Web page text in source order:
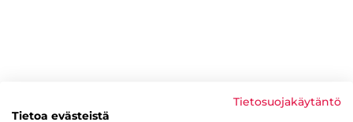
Tietosuojakäytäntö
Tietoa evästeistä